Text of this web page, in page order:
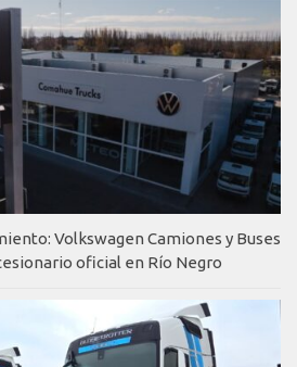
Volkswagen Camiones y Buses
oficial en Río Negro